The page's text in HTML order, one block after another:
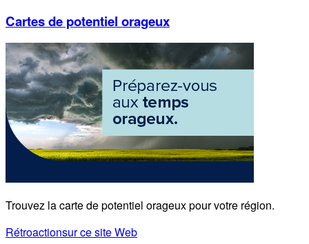
Cartes de potentiel orageux
Trouvez la carte de potentiel orageux pour votre région.
Rétroactionsur ce site Web